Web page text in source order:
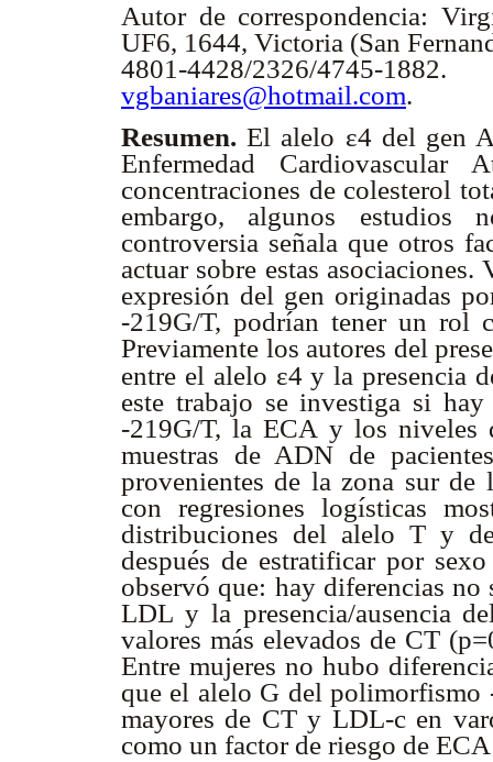
Autor de correspondencia:
UF6, 1644, Victoria (San
4801-4428/2326/
vgbaniares@hotmail.com.
Resumen. El alelo ε4 del gen
Enfermedad Cardiovascular
concentraciones de colesterol
embargo, algunos estudios
controversia señala que otros
actuar sobre estas
expresión del gen originadas
-219G/T, podrían tener un rol
Previamente los autores del
entre el alelo ε4 y la presencia
este trabajo se investiga si
-219G/T, la ECA y los niveles
muestras de ADN de
provenientes de la zona sur
con regresiones logísticas
distribuciones del alelo T y
después de estratificar por
observó que: hay diferencias
LDL y la presencia/ausencia
valores más elevados de CT
Entre mujeres no hubo
que el alelo G del polimorfismo
mayores de CT y LDL-c en
como un factor de riesgo de